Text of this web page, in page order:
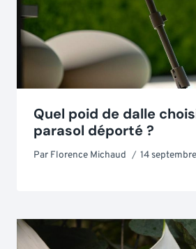
Quel poid de dalle
parasol déporté ?
Par Florence Michaud 14